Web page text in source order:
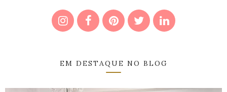
EM DESTAQUE NO BLOG